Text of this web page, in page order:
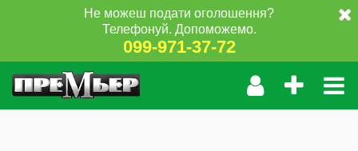
Не можеш подати оголошення?
Телефонуй. Допоможемо.
099-971-37-72